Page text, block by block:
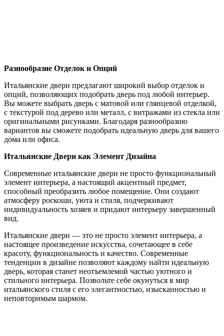
Разнообразие Отделок и Опций
Итальянские двери предлагают широкий выбор отделок и
опций, позволяющих подобрать дверь под любой интерьер.
Вы можете выбрать дверь с матовой или глянцевой отделкой,
с текстурой под дерево или металл, с витражами из стекла или
оригинальными рисунками. Благодаря разнообразию
вариантов вы сможете подобрать идеальную дверь для вашего
дома или офиса.
Итальянские Двери как Элемент Дизайна
Современные итальянские двери не просто функциональный
элемент интерьера, а настоящий акцентный предмет,
способный преобразить любое помещение. Они создают
атмосферу роскоши, уюта и стиля, подчеркивают
индивидуальность хозяев и придают интерьеру завершенный
вид.
Итальянские двери — это не просто элемент интерьера, а
настоящее произведение искусства, сочетающее в себе
красоту, функциональность и качество. Современные
тенденции в дизайне позволяют каждому найти идеальную
дверь, которая станет неотъемлемой частью уютного и
стильного интерьера. Позвольте себе окунуться в мир
итальянского стиля с его элегантностью, изысканностью и
неповторимым шармом.